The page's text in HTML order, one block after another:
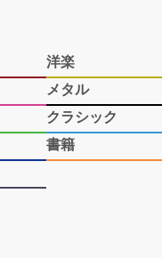
洋楽
メタル
クラシック
書籍